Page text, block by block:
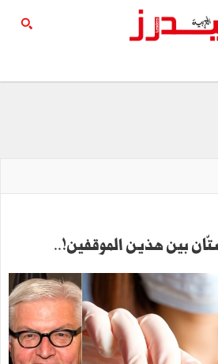
بين هذين الموقفين!..